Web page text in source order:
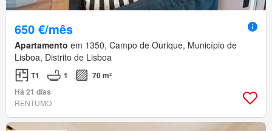
650 €/mês
Apartamento em 1350, Campo de Ourique, Município de
Lisboa, Distrito de Lisboa
T1 1
70 m²
Há 21 dias
RENTUMO